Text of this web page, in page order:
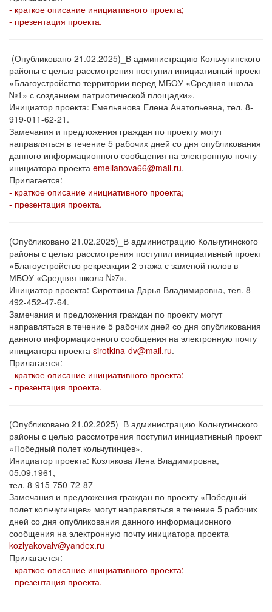
- краткое описание инициативного проекта;
- презентация проекта.
(Опубликовано 21.02.2025)_В администрацию Кольчугинского
районы с целью рассмотрения поступил инициативный проект
«Благоустройство территории перед МБОУ «Средняя школа
№1» с созданием патриотической площадки».
Инициатор проекта: Емельянова Елена Анатольевна, тел. 8-
919-011-62-21.
Замечания и предложения граждан по проекту могут
направляться в течение 5 рабочих дней со дня опубликования
данного информационного сообщения на электронную почту
инициатора проекта emelianova66@mail.ru.
Прилагается:
- краткое описание инициативного проекта;
- презентация проекта.
(Опубликовано 21.02.2025)_В администрацию Кольчугинского
районы с целью рассмотрения поступил инициативный проект
«Благоустройство рекреакции 2 этажа с заменой полов в
МБОУ «Средняя школа №7».
Инициатор проекта: Сироткина Дарья Владимировна, тел. 8-
492-452-47-64.
Замечания и предложения граждан по проекту могут
направляться в течение 5 рабочих дней со дня опубликования
данного информационного сообщения на электронную почту
инициатора проекта sirotkina-dv@mail.ru.
Прилагается:
- краткое описание инициативного проекта;
- презентация проекта.
(Опубликовано 21.02.2025)_В администрацию Кольчугинского
районы с целью рассмотрения поступил инициативный проект
«Победный полет кольчугинцев».
Инициатор проекта: Козлякова Лена Владимировна,
05.09.1961,
тел. 8-915-750-72-87
Замечания и предложения граждан по проекту «Победный
полет кольчугинцев» могут направляться в течение 5 рабочих
дней со дня опубликования данного информационного
сообщения на электронную почту инициатора проекта
kozlyakovalv@yandex.ru
Прилагается:
- краткое описание инициативного проекта;
- презентация проекта.